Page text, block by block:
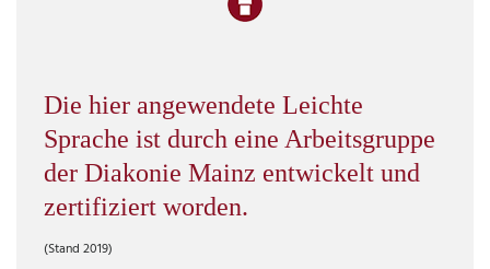
Die hier angewendete Leichte
Sprache ist durch eine Arbeitsgruppe
der Diakonie Mainz entwickelt und
zertifiziert worden.
(Stand 2019)